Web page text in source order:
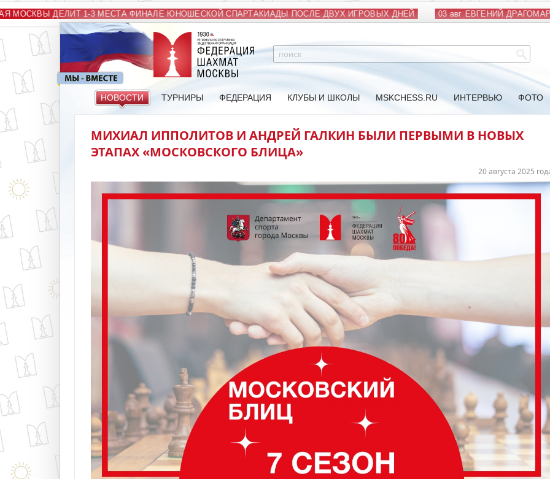
МОСКВЫ ДЕЛИТ 1-3 МЕСТА ФИНАЛЕ ЮНОШЕСКОЙ СПАРТАКИАДЫ ПОСЛЕ ДВУХ ИГРОВЫХ ДНЕЙ 03 авг ЕВГЕНИЙ
НОВОСТИ ТУРНИРЫ ФЕДЕРАЦИЯ КЛУБЫ И ШКОЛЫ MSKCHESS.RU ИНТЕРВЬЮ ФОТО
МИХИАЛ ИППОЛИТОВ И АНДРЕЙ ГАЛКИН БЫЛИ ПЕРВЫМИ В НОВЫХ
ЭТАПАХ «МОСКОВСКОГО БЛИЦА»
20 августа 2025